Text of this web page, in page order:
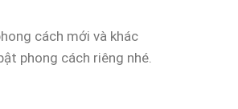
cách mới và khác
phong cách riêng nhé.